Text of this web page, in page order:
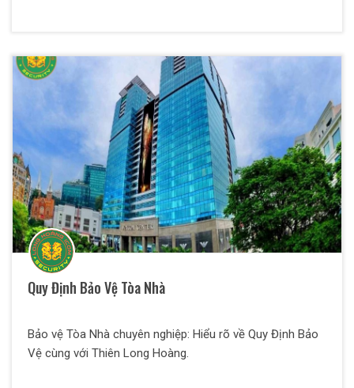
Quy Định Bảo Vệ Tòa Nhà
Bảo vệ Tòa Nhà chuyên nghiệp: Hiểu rõ về Quy Định Bảo
Vệ cùng với Thiên Long Hoàng.